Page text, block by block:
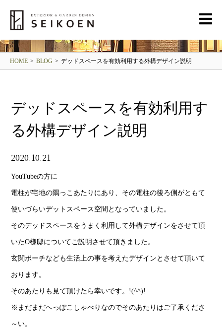
HOME > BLOG > デッドスペースを有効利用する外構デザイン説明
デッドスペースを有効利用す
る外構デザイン説明
2020.10.21
YouTubeの方に
電柱が宅地の隅っこあたりにあり、その電柱の後ろ側がともて
使いづらいデットスペース空間となっていました。
そのデッドスペースをうまく利用して外構デザインをさせて頂
いたO様邸についてご説明させて頂きました。
玄関ポーチなども生活上の事を考えたデザインとさせて頂いて
おります。
そのあたりも見て頂けたら幸いです。!(^^)!
※まだまだへっぽこしゃべりなのでそのあたりはご了承くださ
～い。